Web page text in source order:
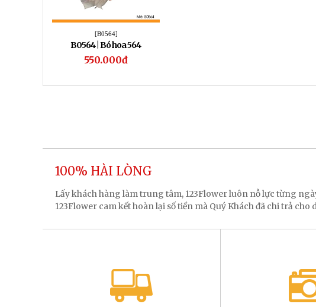
[B0564]
B0564 | Bó hoa 564
550.000đ
100% HÀI LÒNG
Lấy khách hàng làm trung tâm, 123Flower luôn nỗ lực từng
123Flower cam kết hoàn lại số tiền mà Quý Khách đã chi trả